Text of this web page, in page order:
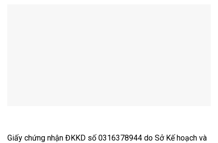
Giấy chứng nhận ĐKKD số 0316378944 do Sở Kế hoạch và